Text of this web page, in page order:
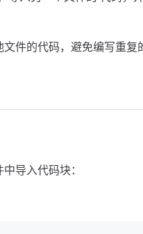
件的代码，避免编写重复
导入代码块：